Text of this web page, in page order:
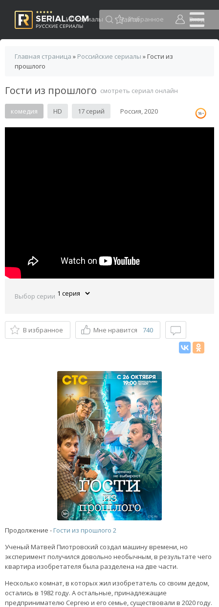
HD сериалы Избранное Вход
Главная страница » Российские сериалы » Гости из
прошлого
Гости из прошлого смотреть сериал онлайн
комедия HD 17 серий Россия, 2020
Выбор серии
В избранное Мне нравится 740
Продолжение - Гости из прошлого 2
Ученый Матвей Пиотровский создал машину времени, но
эксперимент получился довольно необычным, в результате чего
квартира изобретателя была разделена на две части.
Несколько комнат, в которых жил изобретатель со своим дедом,
остались в 1982 году. А остальные, принадлежащие
предпринимателю Сергею и его семье, существовали в 2020 году.